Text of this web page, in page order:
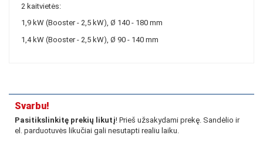
2 kaitvietės:
1,9 kW (Booster - 2,5 kW), Ø 140 - 180 mm
1,4 kW (Booster - 2,5 kW), Ø 90 - 140 mm
Svarbu!
Pasitikslinkitę prekių likutį! Prieš užsakydami prekę. Sandėlio ir
el. parduotuvės likučiai gali nesutapti realiu laiku.